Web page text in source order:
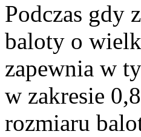
Podczas gdy
baloty o
zapewnia w
w zakresie
rozmiaru